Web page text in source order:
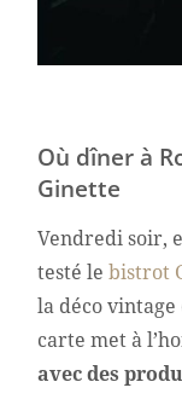
Où dîner à
Ginette
Vendredi soir,
testé lebistrot
la déco vintage
carte met à
avec des